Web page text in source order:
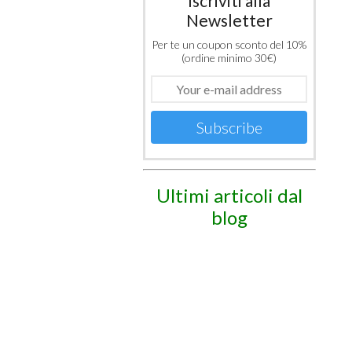
Newsletter
Per te un coupon sconto del 10%
(ordine minimo 30€)
Subscribe
Ultimi articoli dal
blog